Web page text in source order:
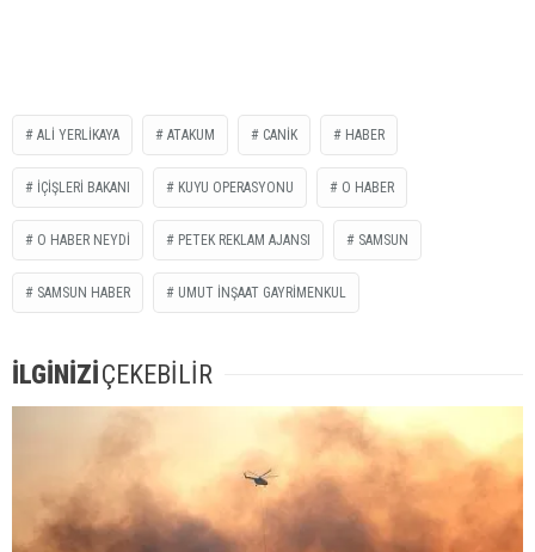
ALİ YERLİKAYA ATAKUM CANİK HABER
İÇİŞLERİ BAKANI KUYU OPERASYONU O HABER
O HABER NEYDİ PETEK REKLAM AJANSI SAMSUN
SAMSUN HABER UMUT İNŞAAT GAYRİMENKUL
İLGİNİZİÇEKEBİLİR